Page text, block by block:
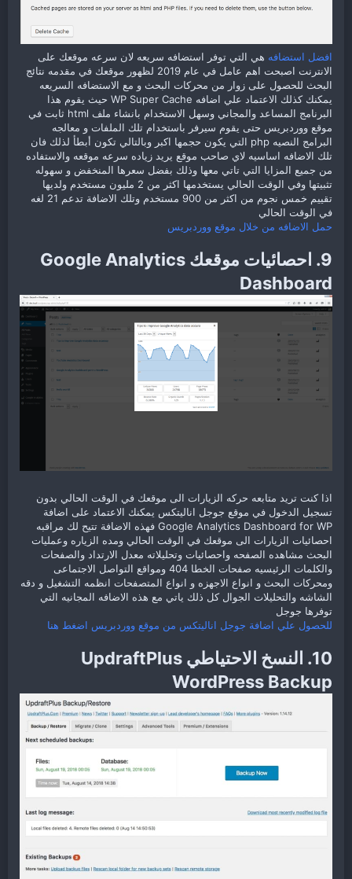
افضل استضافه هي التي توفر استضافه سريعه لان سرعه موقعك على
الانترنت اصبحت اهم عامل في عام 2019 لظهور موقعك في مقدمه نتائج
البحث للحصول على زوار من محركات البحث و مع الاستضافه السريعه
يمكنك كذلك الاعتماد علي اضافه WP Super Cache حيث يقوم هذا
البرنامج المساعد والمجاني وسهل الاستخدام بانشاء ملف html ثابت في
موقع ووردبريس حتى يقوم سيرفر باستخدام تلك الملفات و معالجه
البرامج النصيه php التي يكون حجمها اكبر وبالتالي تكون أبطأ لذلك فان
تلك الاضافه اساسيه لاي صاحب موقع يريد زياده سرعه موقعه والاستفاده
من جميع المزايا التي تاتي معها وذلك بفضل سعرها المنخفض و سهوله
تثبيتها وفي الوقت الحالي يستخدمها اكثر من 2 مليون مستخدم ولديها
تقييم خمس نجوم من اكثر من 900 مستخدم وتلك الاضافة تدعم 21 لغه
في الوقت الحالي
حمل الاضافه من خلال موقع ووردبريس
9. احصائيات موقعك Google Analytics
Dashboard
اذا كنت تريد متابعه حركه الزيارات الى موقعك في الوقت الحالي بدون
تسجيل الدخول في موقع جوجل اناليتكس يمكنك الاعتماد على اضافة
Google Analytics Dashboard for WP فهذه الاضافة تتيح لك مراقبه
احصائيات الزيارات الى موقعك في الوقت الحالي ومده الزياره وعمليات
البحث مشاهده الصفحه واحصائيات وتحليلاته معدل الارتداد والصفحات
والكلمات الرئيسيه صفحات الخطا 404 ومواقع التواصل الاجتماعى
ومحركات البحث و انواع الاجهزه و انواع المتصفحات انظمه التشغيل و دقه
الشاشه والتحليلات الجوال كل ذلك ياتي مع هذه الاضافه المجانيه التي
توفرها جوجل
للحصول علي اضافة جوجل اناليتكس من موقع ووردبريس اضغط هنا
10. النسخ الاحتياطي UpdraftPlus
WordPress Backup